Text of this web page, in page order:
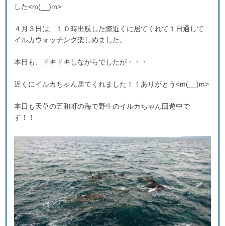
した<m(__)m>
４月３日は、１０時出航した際近くに居てくれて１日通して
イルカウォッチング楽しめました。
本日も、ドキドキしながらでしたが・・・
近くにイルカちゃん居てくれました！！ありがとう<m(__)m>
本日も天草の五和町の海で野生のイルカちゃん回遊中で
す！！